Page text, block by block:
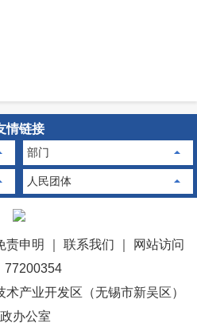
情链接
部门
人民团体
责申明 联系我们
网站访问
77200354
产业开发区（无锡市新吴区）
办公室